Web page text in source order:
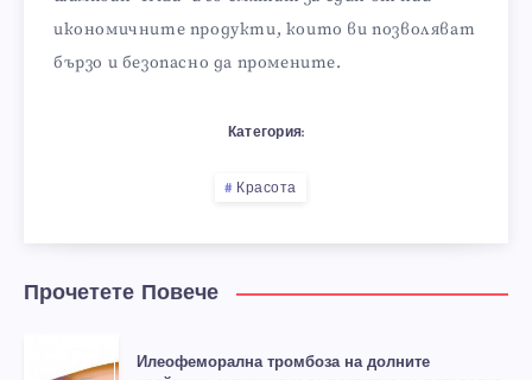
икономичните продукти, които ви позволяват
бързо и безопасно да промените.
Категория:
Красота
Прочетете Повече
Илеофеморална тромбоза на долните